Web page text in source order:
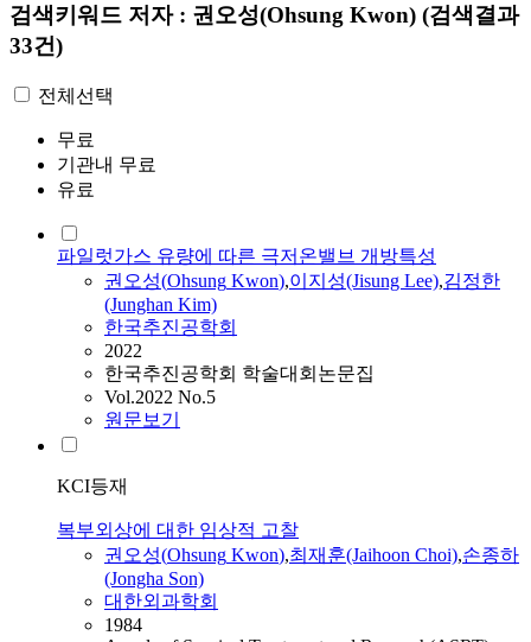
검색키워드 저자 : 권오성(Ohsung Kwon) (검색결과
33건)
전체선택
무료
기관내 무료
유료
파일럿가스 유량에 따른 극저온밸브 개방특성
권오성(Ohsung Kwon),이지성(Jisung Lee),김정한
(Junghan Kim)
한국추진공학회
2022
한국추진공학회 학술대회논문집
Vol.2022 No.5
원문보기
KCI등재
복부외상에 대한 임상적 고찰
권오성(Ohsung Kwon),최재훈(Jaihoon Choi),손종하
(Jongha Son)
대한외과학회
1984